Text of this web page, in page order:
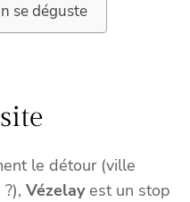
se déguste
le détour (ville
Vézelayest un stop